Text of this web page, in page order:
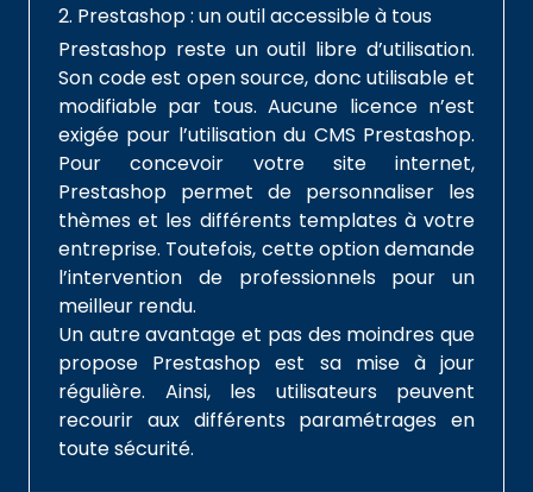
2. Prestashop : un outil accessible à tous
Prestashop reste un outil libre d’utilisation.
Son code est open source, donc utilisable et
modifiable par tous. Aucune licence n’est
exigée pour l’utilisation du CMS Prestashop.
Pour concevoir votre site internet,
Prestashop permet de personnaliser les
thèmes et les différents templates à votre
entreprise. Toutefois, cette option demande
l’intervention de professionnels pour un
meilleur rendu.
Un autre avantage et pas des moindres que
propose Prestashop est sa mise à jour
régulière. Ainsi, les utilisateurs peuvent
recourir aux différents paramétrages en
toute sécurité.